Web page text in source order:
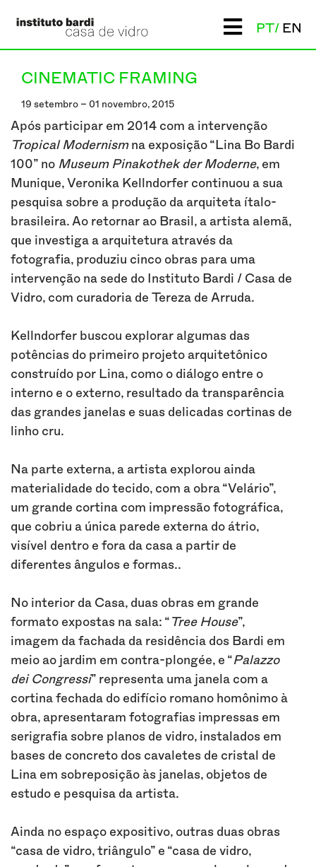
PT EN
CINEMATIC FRAMING
19 setembro – 01 novembro, 2015
Após participar em 2014 com a intervenção
Tropical Modernismna exposição “Lina Bo Bardi
100” no Museum Pinakothek der Moderne, em
Munique, Veronika Kellndorfer continuou a sua
pesquisa sobre a produção da arquiteta ítalo-
brasileira. Ao retornar ao Brasil, a artista alemã,
que investiga a arquitetura através da
fotografia, produziu cinco obras para uma
intervenção na sede do Instituto Bardi / Casa de
Vidro, com curadoria de Tereza de Arruda.
Kellndorfer buscou explorar algumas das
potências do primeiro projeto arquitetônico
construído por Lina, como o diálogo entre o
interno e o externo, resultado da transparência
das grandes janelas e suas delicadas cortinas de
linho cru.
Na parte externa, a artista explorou ainda
materialidade do tecido, com a obra “Velário”,
um grande cortina com impressão fotográfica,
que cobriu a única parede externa do átrio,
visível dentro e fora da casa a partir de
diferentes ângulos e formas..
No interior da Casa, duas obras em grande
formato expostas na sala: “ Tree House”,
imagem da fachada da residência dos Bardi em
meio ao jardim em contra-plongée, e “Palazzo
dei Congressi” representa uma janela com a
cortina fechada do edifício romano homônimo à
obra, apresentaram fotografias impressas em
serigrafia sobre planos de vidro, instalados em
bases de concreto dos cavaletes de cristal de
Lina em sobreposição às janelas, objetos de
estudo e pesquisa da artista.
Ainda no espaço expositivo, outras duas obras
“casa de vidro, triângulo” e “casa de vidro,